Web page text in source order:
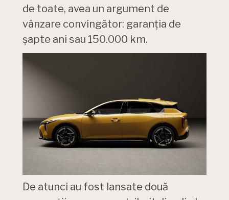
de toate, avea un argument de
vânzare convingător: garanția de
șapte ani sau 150.000 km.
De atunci au fost lansate două